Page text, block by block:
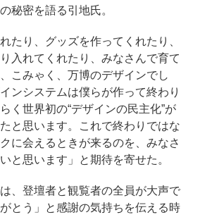
秘密を語る引地氏。
たり、グッズを作ってくれたり、
入れてくれたり、みなさんで育て
こみゃく、万博のデザインでし
ンシステムは僕らが作って終わり
く世界初の“デザインの民主化”が
と思います。これで終わりではな
に会えるときが来るのを、みなさ
と思います」と期待を寄せた。
、登壇者と観覧者の全員が大声で
とう」と感謝の気持ちを伝える時